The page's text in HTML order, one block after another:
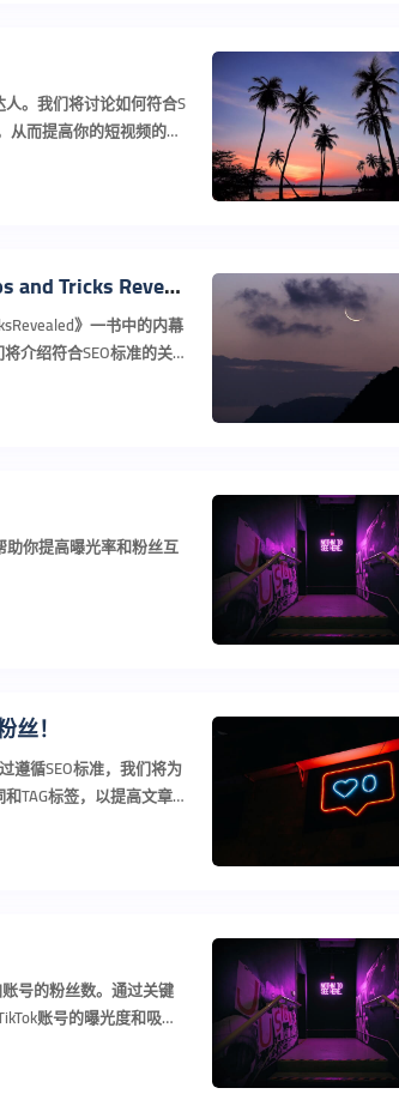
。我们将讨论如何符合S
从而提高你的短视频的曝
Cracking the Code to YouTube Fame: Insider Tips and Tricks Revealed
》一书中的内幕
介绍符合SEO标准的关键
你提高曝光率和粉丝互
！
遵循SEO标准，我们将为
TAG标签，以提高文章的
号的粉丝数。通过关键
账号的曝光度和吸引